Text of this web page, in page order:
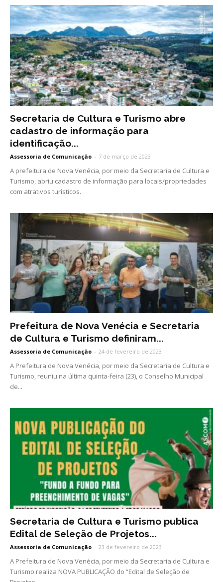
Secretaria de Cultura e Turismo abre
cadastro de informação para
identificação...
Assessoria de Comunicação - 7 de março de 2023
A prefeitura de Nova Venécia, por meio da Secretaria de Cultura e
Turismo, abriu cadastro de informação para locais/propriedades
com atrativos turísticos.
Prefeitura de Nova Venécia e Secretaria
de Cultura e Turismo definiram...
Assessoria de Comunicação - 24 de fevereiro de 2023
A Prefeitura de Nova Venécia, por meio da Secretaria de Cultura e
Turismo, reuniu na última quinta-feira (23), o Conselho Municipal
de...
Secretaria de Cultura e Turismo publica
Edital de Seleção de Projetos...
Assessoria de Comunicação - 23 de fevereiro de 2023
A Prefeitura de Nova Venécia, por meio da Secretaria de Cultura e
Turismo realiza NOVA PUBLICAÇÃO do “Edital de Seleção de